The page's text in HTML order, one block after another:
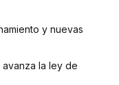
y nuevas
la ley de